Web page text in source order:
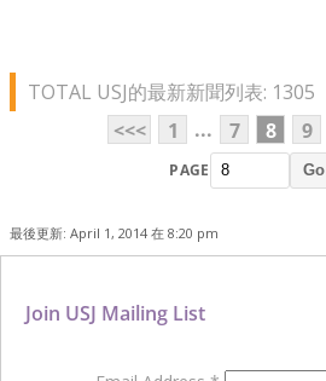
TOTAL USJ的最新新聞列表: 1305
<<<
1 ... 7 8 9
PAGE Go
最後更新: April 1, 2014 在 8:20 pm
Join USJ Mailing List